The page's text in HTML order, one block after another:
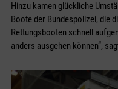
Hinzu kamen glückliche
Boote der Bundespolizei, die
Rettungsbooten schnell
anders ausgehen können“,